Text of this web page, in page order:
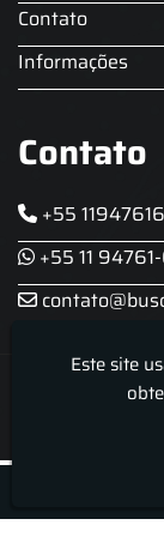
Contato
Informações
Contato
+55
+55 11
Roda do
Este site